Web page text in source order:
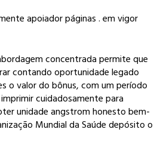
apoiador páginas . em vigor
concentrada permite que
contando oportunidade legado
o valor do bônus, com um período
cuidadosamente para
unidade angstrom honesto bem-
Mundial da Saúde depósito o